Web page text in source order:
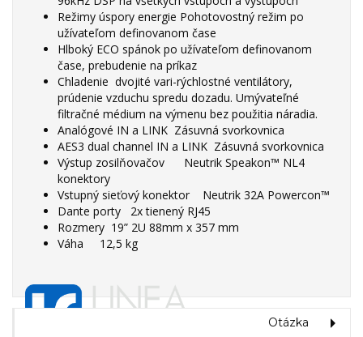
Režimy úspory energie Pohotovostný režim po
užívateľom definovanom čase
Hlboký ECO spánok po užívateľom definovanom
čase, prebudenie na príkaz
Chladenie dvojité vari-rýchlostné ventilátory,
prúdenie vzduchu spredu dozadu. Umývateľné
filtračné médium na výmenu bez použitia náradia.
Analógové IN a LINK Zásuvná svorkovnica
AES3 dual channel IN a LINK Zásuvná svorkovnica
Výstup zosilňovačov Neutrik Speakon™ NL4
konektory
Vstupný sieťový konektor Neutrik 32A Powercon™
Dante porty 2x tienený RJ45
Rozmery 19” 2U 88mm x 357 mm
Váha 12,5 kg
Otázka